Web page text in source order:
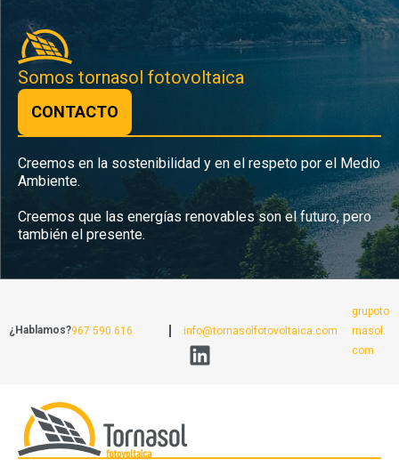
Somos tornasol fotovoltaica
CONTACTO
Creemos en la sostenibilidad y en el respeto por el Medio
Ambiente.
Creemos que las energías renovables son el futuro, pero
también el presente.
¿Hablamos?967 590 616 info@tornasolfotovoltaica.com
grupoto
rnasol.
com